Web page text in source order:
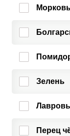
Зелень
Перец